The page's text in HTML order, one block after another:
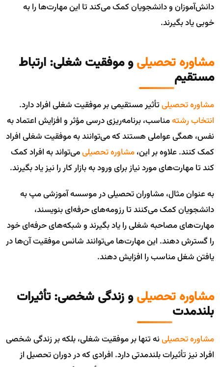
دانش‌آموزان و دانشجویان کمک می‌کند تا این مهارت‌ها را به
خوبی یاد بگیرند.
مشاوره تحصیلیو موفقیت شغلی: ارتباط
مستقیم
مشاوره تحصیلیتأثیر مستقیمی بر موفقیت شغلی افراد دارد.
انتخاب رشتهمناسب، برنامه‌ریزی درسی مؤثر و افزایش اعتماد به
نفس، همگی عواملی هستند که می‌توانند به موفقیت شغلی افراد
کمک کنند. علاوه بر این،مشاوره تحصیلیمی‌تواند به افراد کمک
کند تا مهارت‌های مورد نیاز برای ورود به بازار کار را نیز یاد بگیرند.
به عنوان مثال، مشاوران تحصیلی در موسسه آموزشی مپ به
دانشجویان کمک می‌کنند تا رزومه‌های حرفه‌ای بنویسند،
مهارت‌های مصاحبه شغلی را یاد بگیرند و شبکه‌های حرفه‌ای خود
را گسترش دهند. این مهارت‌ها می‌توانند شانس موفقیت آن‌ها در
یافتن شغل مناسب را افزایش دهند.
مشاوره تحصیلیو زندگی شخصی: تأثیرات
بلندمدت
مشاوره تحصیلینه تنها بر موفقیت شغلی، بلکه بر زندگی شخصی
افراد نیز تأثیرات بلندمدتی دارد. افرادی که در دوران تحصیل از